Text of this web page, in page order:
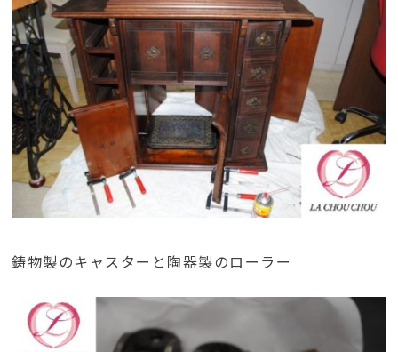
鋳物製のキャスターと陶器製のローラー